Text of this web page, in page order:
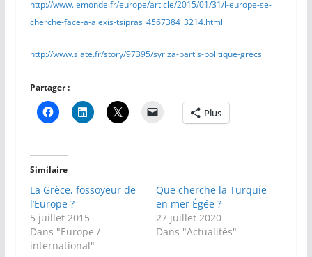
http://www.lemonde.fr/europe/article/2015/01/31/l-europe-se-
cherche-face-a-alexis-tsipras_4567384_3214.html
http://www.slate.fr/story/97395/syriza-partis-politique-grecs
Partager :
Plus
Similaire
La Grèce, fossoyeur de
l’Europe ?
5 juillet 2015
Dans "Europe /
international"
Que cherche la Turquie
en mer Égée ?
27 juillet 2020
Dans "Actualités"